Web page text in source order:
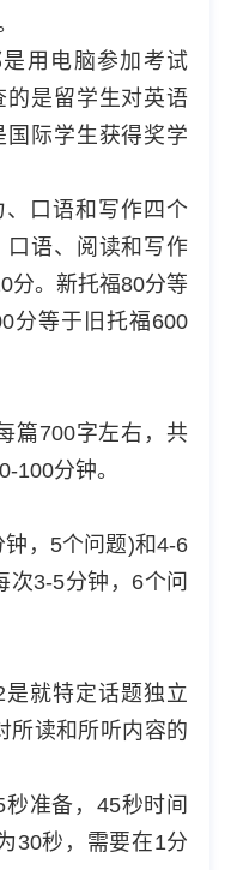
用电脑参加考试
的是留学生对英语
际学生获得奖学
口语和写作四个
口语、阅读和写作
分。新托福80分等
分等于旧托福600
篇700字左右，共
100分钟。
，5个问题)和4-6
次3-5分钟，6个问
就特定话题独立
所读和所听内容的
准备，45秒时间
30秒，需要在1分